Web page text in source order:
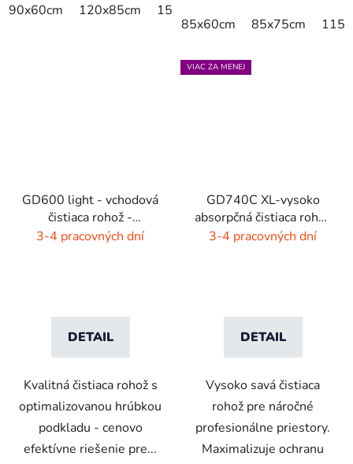
90x60cm 120x85cm 150x85cm
85x60cm 85x75cm
GD600 light - vchodová
čistiaca rohož -
interiér/exteriér
3-4 pracovných dní
DETAIL
Kvalitná čistiaca rohož s
optimalizovanou hrúbkou
podkladu - cenovo
efektívne riešenie pre...
VIAC ZA MENEJ
GD740C XL-vysoko
absorpčná čistiaca rohož
- 4 farby
3-4 pracovných dní
DETAIL
Vysoko savá čistiaca
rohož pre náročné
profesionálne priestory.
Maximalizuje ochranu